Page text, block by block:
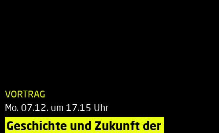
VORTRAG
Mo. 07.12. um 17.15 Uhr
Geschichte und Zukunft der